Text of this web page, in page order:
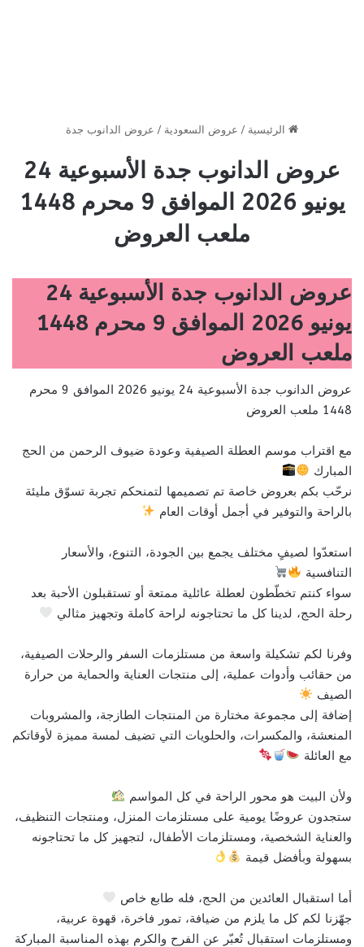
الرئيسية / عروض السعودية / عروض الدانوب جدة
عروض الدانوب جدة الأسبوعية 24
يونيو 2026 الموافق 9 محرم 1448
ملعب العروض
عروض الدانوب جدة الأسبوعية 24
يونيو 2026 الموافق 9 محرم 1448
ملعب العروض
عروض الدانوب جدة الأسبوعية 24 يونيو 2026 الموافق 9 محرم
1448 ملعب العروض
مع اقتراب موسم العطلة الصيفية وعودة ضيوف الرحمن من الحج
المبارك
نرحّب بكم بعروض خاصة تم تصميمها لتمنحكم تجربة تسوّق مليئة
بالراحة والتوفير في أجمل أوقات العام
استعدّوا لصيفٍ مختلف يجمع بين الجودة، التنوع، والأسعار
التنافسية
سواء كنتم تخطّطون لعطلة عائلية ممتعة أو تستقبلون الأحبة بعد
رحلة الحج، لدينا كل ما تحتاجونه لراحة كاملة وتجهيز مثالي
وفرنا لكم تشكيلة واسعة من مستلزمات السفر والرحلات الصيفية،
من حقائب وأدوات عملية، إلى منتجات العناية والحماية من حرارة
الصيف
إضافة إلى مجموعة مختارة من المنتجات الطازجة، والمشروبات
المنعشة، والمكسرات، والحلويات التي تضيف لمسة مميزة لأوقاتكم
مع العائلة
ولأن البيت هو محور الراحة في كل المواسم
ستجدون عروضًا يومية على مستلزمات المنزل، ومنتجات التنظيف،
والعناية الشخصية، ومستلزمات الأطفال، لتجهيز كل ما تحتاجونه
بسهولة وبأفضل قيمة
أما استقبال العائدين من الحج، فله طابع خاص
جهّزنا لكم كل ما يلزم من ضيافة، تمور فاخرة، قهوة عربية،
ومستلزمات استقبال تُعبّر عن الفرح والكرم بهذه المناسبة المباركة